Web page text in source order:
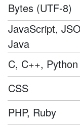
Bytes (UTF-8)
JavaScript,
Java
C, C++, Python
CSS
PHP, Ruby